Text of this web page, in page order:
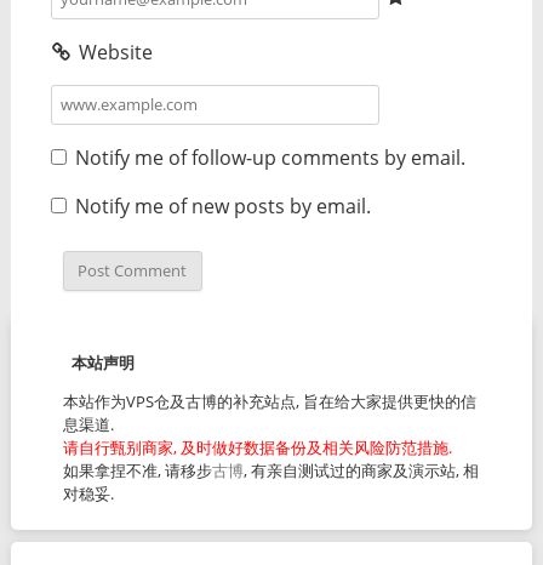
Website
Notify me of follow-up comments by email.
Notify me of new posts by email.
本站声明
本站作为VPS仓及古博的补充站点, 旨在给大家提供更快的信
息渠道.
请自行甄别商家, 及时做好数据备份及相关风险防范措施.
如果拿捏不准, 请移步古博, 有亲自测试过的商家及演示站, 相
对稳妥.